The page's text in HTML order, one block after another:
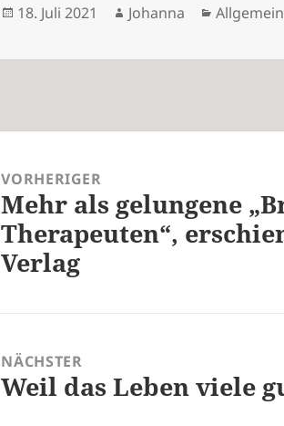
Veröffentlicht
18. Juli 2021 Autor
Johanna Kategorien
Allgemein
VORHERIGER
Vorheriger
Beitrag:
Mehr als gelungene
Therapeuten“,
Verlag
NÄCHSTER
Nächster
Weil das Leben viele